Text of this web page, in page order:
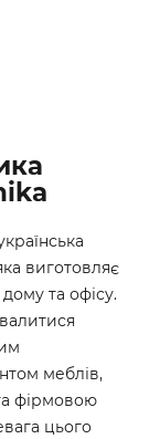
виготовляє
та офісу.
меблів,
фірмовою
цього